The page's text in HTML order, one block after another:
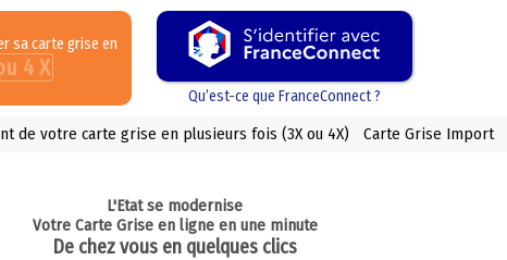
sa carte grise en
4 X
Qu’est-ce que FranceConnect ?
de votre carte grise en plusieurs fois (3X ou 4X) Carte Grise Import
L'Etat se modernise
Votre Carte Grise en ligne en une minute
De chez vous en quelques clics